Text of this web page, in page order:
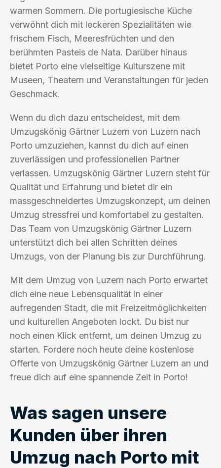
warmen Sommern. Die portugiesische Küche
verwöhnt dich mit leckeren Spezialitäten wie
frischem Fisch, Meeresfrüchten und den
berühmten Pasteis de Nata. Darüber hinaus
bietet Porto eine vielseitige Kulturszene mit
Museen, Theatern und Veranstaltungen für jeden
Geschmack.
Wenn du dich dazu entscheidest, mit dem
Umzugskönig Gärtner Luzern von Luzern nach
Porto umzuziehen, kannst du dich auf einen
zuverlässigen und professionellen Partner
verlassen. Umzugskönig Gärtner Luzern steht für
Qualität und Erfahrung und bietet dir ein
massgeschneidertes Umzugskonzept, um deinen
Umzug stressfrei und komfortabel zu gestalten.
Das Team von Umzugskönig Gärtner Luzern
unterstützt dich bei allen Schritten deines
Umzugs, von der Planung bis zur Durchführung.
Mit dem Umzug von Luzern nach Porto erwartet
dich eine neue Lebensqualität in einer
aufregenden Stadt, die mit Freizeitmöglichkeiten
und kulturellen Angeboten lockt. Du bist nur
noch einen Klick entfernt, um deinen Umzug zu
starten. Fordere noch heute deine kostenlose
Offerte von Umzugskönig Gärtner Luzern an und
freue dich auf eine spannende Zeit in Porto!
Was sagen unsere
Kunden über ihren
Umzug nach Porto mit